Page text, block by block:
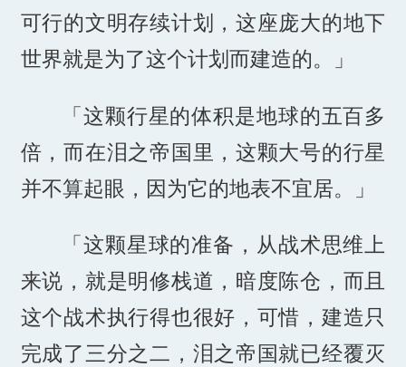
可行的文明存续计划，这座庞大的地下
世界就是为了这个计划而建造的。」
「这颗行星的体积是地球的五百多
倍，而在泪之帝国里，这颗大号的行星
并不算起眼，因为它的地表不宜居。」
「这颗星球的准备，从战术思维上
来说，就是明修栈道，暗度陈仓，而且
这个战术执行得也很好，可惜，建造只
完成了三分之二，泪之帝国就已经覆灭